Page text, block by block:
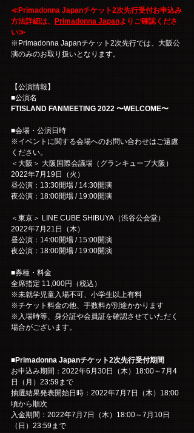
≪Primadonna Japanチケット2次先行受付お申込み
方法詳細は、 Primadonna Japanよりご確認くださ
い≫
※Primadonna Japanチケット2次先行では、大阪公
演のみのお取り扱いとなります。
【公演情報】
■公演名
FTISLAND FANMEETING 2022 〜WELCOME〜
■会場・公演日時
※イベントに関する会場へのお問い合わせはご遠慮
ください。
＜大阪＞ 大阪国際会議場（グランキューブ大阪）
2022年7月19日（火）
昼公演：13:30開場 / 14:30開演
夜公演：18:00開場 / 19:00開演
＜東京＞ LINE CUBE SHIBUYA（渋谷公会堂）
2022年7月21日（木）
昼公演：14:00開場 / 15:00開演
夜公演：18:00開場 / 19:00開演
■券種・料金
全席指定 11,000円（税込）
※未就学児童入場不可、小学生以上有料
※チケット料金の他、手数料が別途かかります
※入場時等、身分証や会員証を確認させていただく
場合がございます。
■Primadonna Japanチケット2次先行受付期間
お申込み期間：2022年6月30日（木）18:00～7月4
日（月）23:59まで
抽選結果発表開始日時：2022年7月7日（木）18:00
頃から順次
入金期間：2022年7月7日（木）18:00～7月10日
（日）23:59まで